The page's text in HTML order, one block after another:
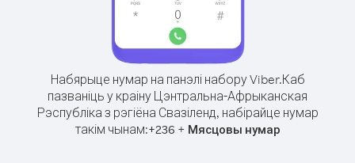
Набярыце нумар на панэлі набору Viber.Каб
пазваніць у краіну Цэнтральна-Афрыканская
Рэспубліка з рэгіёна Свазіленд, набірайце нумар
такім чынам:+236 + Мясцовы нумар